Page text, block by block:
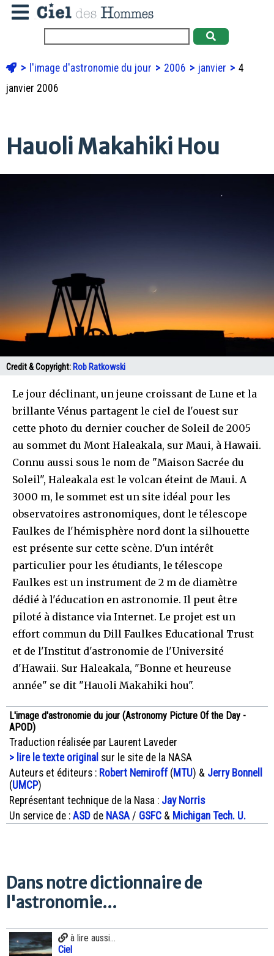
l'image d'astronomie du jour 2006 janvier
4
janvier 2006
Hauoli Makahiki Hou
Credit & Copyright: Rob Ratkowski
Le jour déclinant, un jeune croissant de Lune et la
brillante Vénus partagent le ciel de l'ouest sur
cette photo du dernier coucher de Soleil de 2005
au sommet du Mont Haleakala, sur Maui, à Hawaii.
Connu aussi sous le nom de "Maison Sacrée du
Soleil", Haleakala est le volcan éteint de Maui. A
3000 m, le sommet est un site idéal pour les
observatoires astronomiques, dont le télescope
Faulkes de l'hémisphère nord dont la silhouette
est présente sur cette scène. D'un intérêt
particulier pour les étudiants, le télescope
Faulkes est un instrument de 2 m de diamètre
dédié à l'éducation en astronomie. Il peut être
piloté à distance via Internet. Le projet est un
effort commun du Dill Faulkes Educational Trust
et de l'Institut d'astronomie de l'Université
d'Hawaii. Sur Haleakala, "Bonne et heureuse
année" se dit "Hauoli Makahiki hou".
L'image d'astronomie du jour (Astronomy Picture Of the Day -
APOD)
Traduction réalisée par Laurent Laveder
> lire le texte original sur le site de la NASA
Auteurs et éditeurs : Robert Nemiroff( MTU) & Jerry Bonnell
(UMCP)
Représentant technique de la Nasa : Jay Norris
Un service de : ASD de NASA/ GSFC & Michigan Tech. U.
Dans notre dictionnaire de
l'astronomie...
à lire aussi...
Ciel